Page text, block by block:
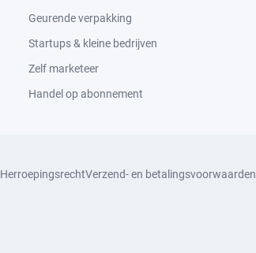
Geurende verpakking
Startups & kleine bedrijven
Zelf marketeer
Handel op abonnement
HerroepingsrechtVerzend- en betalingsvoorwaarden